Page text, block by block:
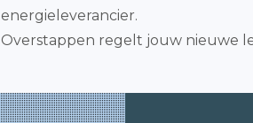
energieleverancier.
Overstappen regelt jouw nieuwe